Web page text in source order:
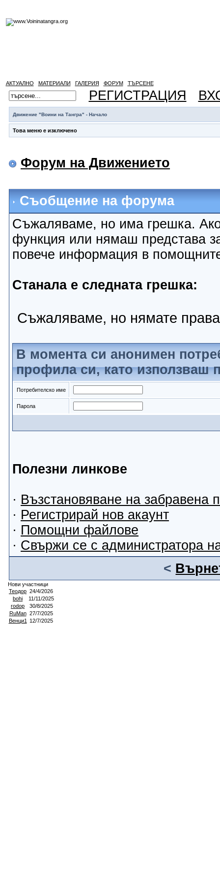
АКТУАЛНО МАТЕРИАЛИ ГАЛЕРИЯ ФОРУМ ТЪРСЕНЕ
РЕГИСТРАЦИЯ
Движение "Воини на Тангра" - Начало
Това меню е изключено
Форум на Движението
Съобщение на форума
Съжаляваме, но има грешка.
функция или нямаш представа
повече информация в
Станала е следната грешка:
Съжаляваме, но нямате
В момента си анонимен
профила си, като използваш
Потребителско име
Парола
Полезни линкове
· Възстановяване на забравена
· Регистрирай нов акаунт
· Помощни файлове
· Свържи се с администратора
<
Нови участници
Теодор 24/4/2026
bohi
11/11/2025
rodop
30/8/2025
RuMan 27/7/2025
Венци1
12/7/2025